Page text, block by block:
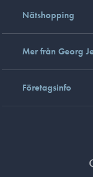
Nätshopping
Mer från Georg
Företagsinfo